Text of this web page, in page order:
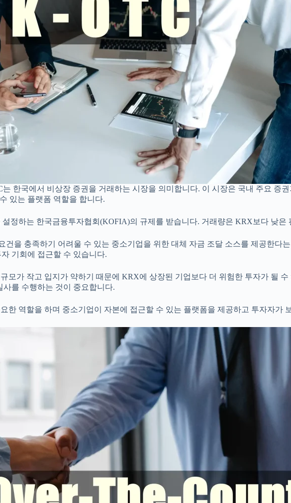
는 한국에서 비상장 증권을 거래하는 시장을 의미합니다. 이 시장은 국내 주요 증
있는 플랫폼 역할을 합니다.
정하는 한국금융투자협회(KOFIA)의 규제를 받습니다. 거래량은 KRX보다 낮
을 충족하기 어려울 수 있는 중소기업을 위한 대체 자금 조달 소스를 제공한다
기회에 접근할 수 있습니다.
모가 작고 입지가 약하기 때문에 KRX에 상장된 기업보다 더 위험한 투자가 될
를 수행하는 것이 중요합니다.
한 역할을 하며 중소기업이 자본에 접근할 수 있는 플랫폼을 제공하고 투자자가